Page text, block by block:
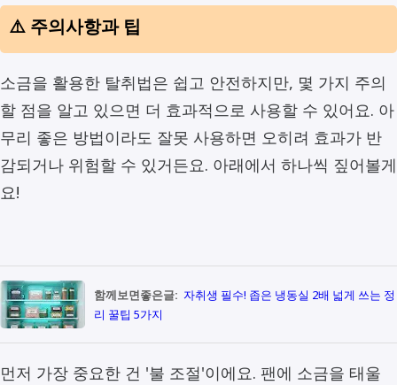
⚠️ 주의사항과 팁
소금을 활용한 탈취법은 쉽고 안전하지만, 몇 가지 주의
할 점을 알고 있으면 더 효과적으로 사용할 수 있어요. 아
무리 좋은 방법이라도 잘못 사용하면 오히려 효과가 반
감되거나 위험할 수 있거든요. 아래에서 하나씩 짚어볼게
요!
함께보면좋은글: 자취생 필수! 좁은 냉동실 2배 넓게 쓰는 정
리 꿀팁 5가지
먼저 가장 중요한 건 '불 조절'이에요. 팬에 소금을 태울